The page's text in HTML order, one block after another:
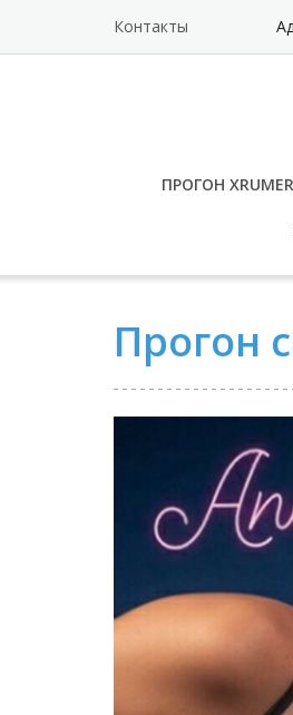
Контакты
ПРОГОН XRUMER
Прогон